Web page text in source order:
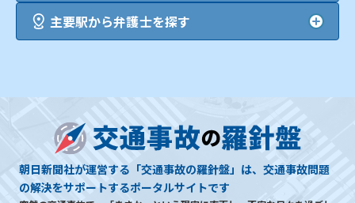
主要駅から弁護士を探す
朝日新聞社が運営する「交通事故の羅針盤」は、交通事故問題
の解決をサポートするポータルサイトです